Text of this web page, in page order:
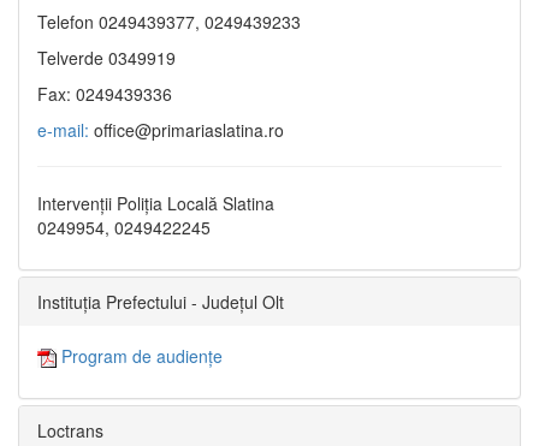
Telefon 0249439377, 0249439233
Telverde 0349919
Fax: 0249439336
e-mail: office@primariaslatina.ro
Intervenții Poliția Locală Slatina
0249954, 0249422245
Instituția Prefectului - Județul Olt
Program de audiențe
Loctrans